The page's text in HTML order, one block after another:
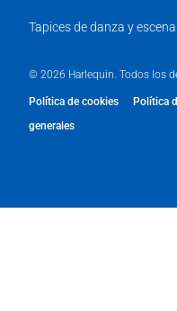
Tapices de danza y
© 2026 Harlequin. Todos los
Política de cookies Política
generales